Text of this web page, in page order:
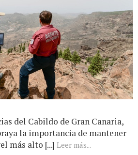
del Cabildo de Gran Canaria,
la importancia de mantener
más alto [...] Leer más...